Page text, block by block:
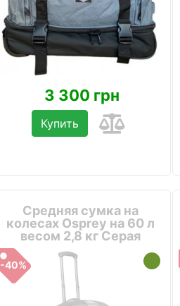
3 300 грн
Купить
Средняя сумка на
колесах Osprey на 60 л
весом 2,8 кг Серая
-40%